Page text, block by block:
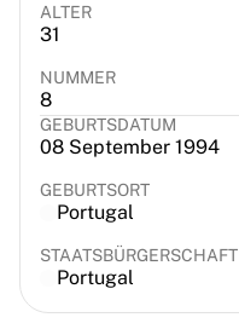
France Rugby
Bath Rugby
ASM Clermont Auvergne
Harlequins
Cricket
England Cricket
Delhi Capitals
West Indies
Cricket Ireland
ALTER
31
NUMMER
8
GEBURTSDATUM
08 September 1994
GEBURTSORT
Portugal
STAATSBÜRGERSCHAFT
Portugal